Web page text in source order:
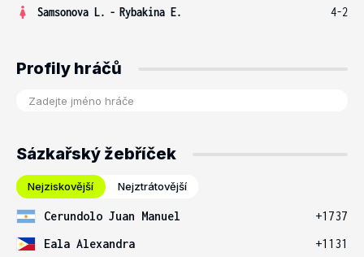
Samsonova L. - Rybakina E. 4-2
Profily hráčů
Sázkařský žebříček
Nejziskovější Nejztrátovější
Cerundolo Juan Manuel
+1737
Eala Alexandra
+1131